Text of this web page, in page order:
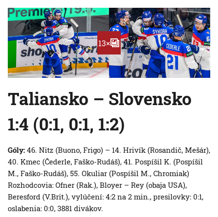
13×
Taliansko – Slovensko
1:4 (0:1, 0:1, 1:2)
Góly: 46. Nitz (Buono, Frigo) – 14. Hrivík (Rosandič, Mešár),
40. Kmec (Čederle, Faško-Rudáš), 41. Pospíšil K. (Pospíšil
M., Faško-Rudáš), 55. Okuliar (Pospíšil M., Chromiak)
Rozhodcovia: Ofner (Rak.), Bloyer – Rey (obaja USA),
Beresford (V.Brit.), vylúčení: 4:2 na 2 min., presilovky: 0:1,
oslabenia: 0:0, 3881 divákov.